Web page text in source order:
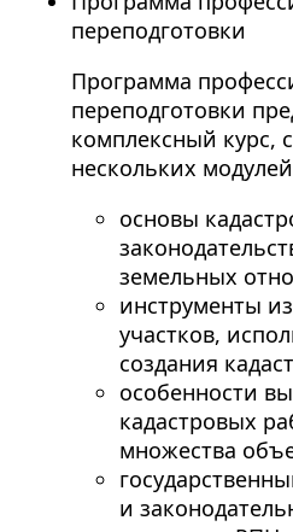
переподготовки
Программа
переподготовки
комплексный курс,
нескольких
основы
земельных
инструменты
участков,
создания
особенности
кадастровых
множества
и